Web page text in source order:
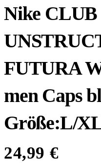
Nike CLUB
FUTURA
men Caps
Größe:L/
24,99 €